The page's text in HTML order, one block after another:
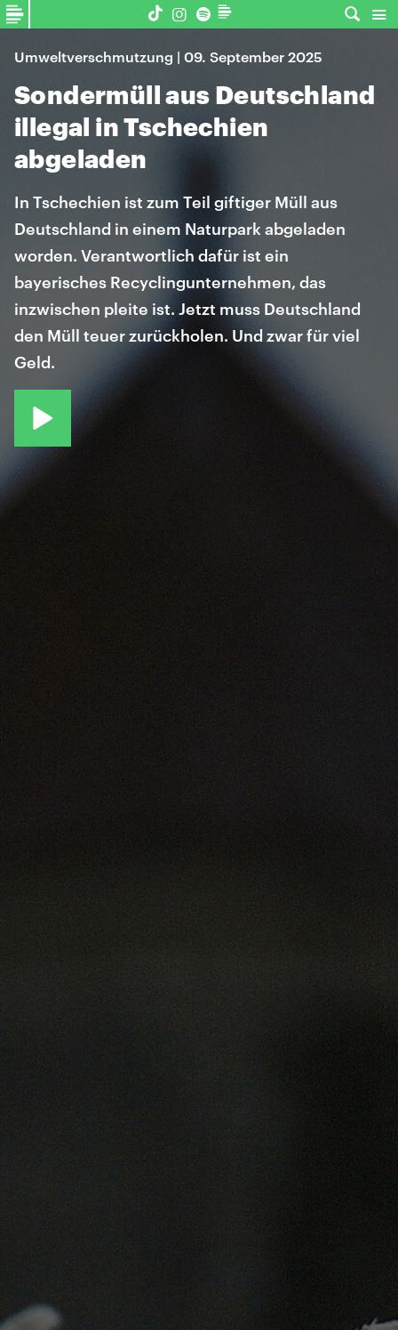
Umweltverschmutzung | 09. September 2025
Sondermüll aus Deutschland
illegal in Tschechien
abgeladen
In Tschechien ist zum Teil giftiger Müll aus
Deutschland in einem Naturpark abgeladen
worden. Verantwortlich dafür ist ein
bayerisches Recyclingunternehmen, das
inzwischen pleite ist. Jetzt muss Deutschland
den Müll teuer zurückholen. Und zwar für viel
Geld.